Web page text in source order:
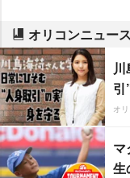
オリコンニュー
引
オ
マ
生